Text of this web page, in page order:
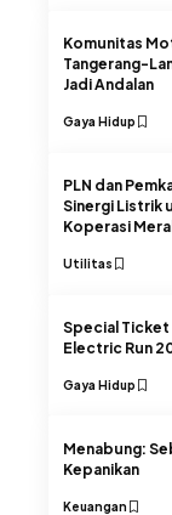
Komunitas
Tangerang-
Jadi Andalan
Gaya Hidup
PLN dan
Sinergi Listrik
Koperasi
Utilitas
Special Ticket
Electric Run
Gaya Hidup
Menabung:
Kepanikan
Keuangan